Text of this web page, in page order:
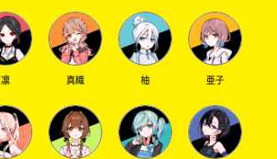
凛 真織 柚 亜子